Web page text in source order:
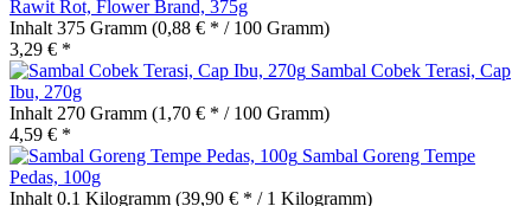
Rawit Rot, Flower Brand, 375g
Inhalt 375 Gramm (0,88 € * / 100 Gramm)
3,29 € *
Sambal Cobek Terasi, Cap
Ibu, 270g
Inhalt 270 Gramm (1,70 € * / 100 Gramm)
4,59 € *
Sambal Goreng Tempe
Pedas, 100g
Inhalt 0.1 Kilogramm (39,90 € * / 1 Kilogramm)